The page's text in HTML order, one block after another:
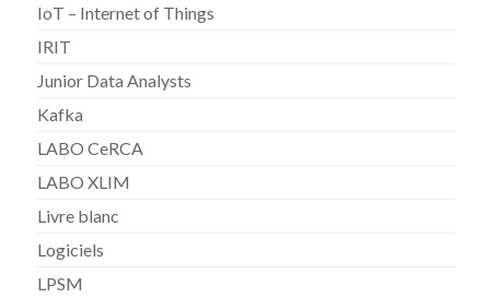
IoT – Internet of Things
IRIT
Junior Data Analysts
Kafka
LABO CeRCA
LABO XLIM
Livre blanc
Logiciels
LPSM